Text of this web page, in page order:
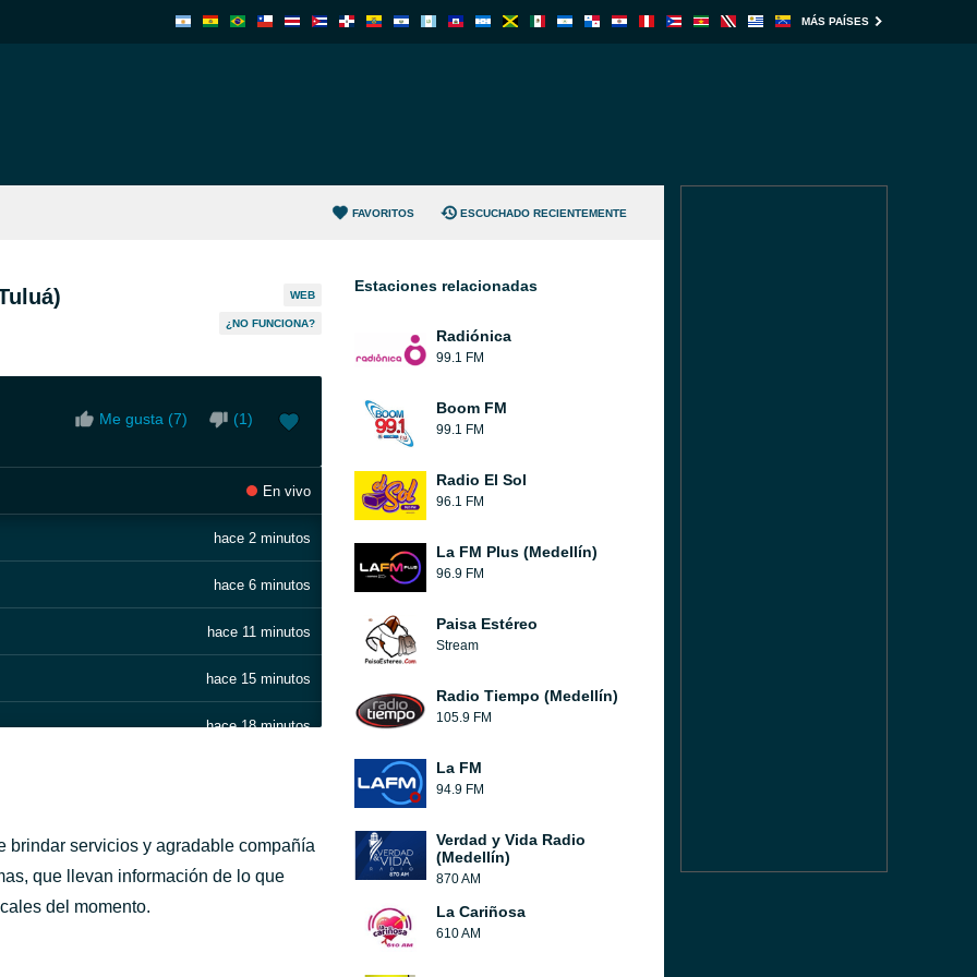
MÁS PAÍSES
FAVORITOS ESCUCHADO RECIENTEMENTE
WEB
¿NO FUNCIONA?
Me gusta (7) (1)
En vivo
hace 2 minutos
hace 6 minutos
hace 11 minutos
hace 15 minutos
hace 18 minutos
hace 33 minutos
brindar servicios y agradable compañía
que llevan información de lo que
del momento.
Estaciones relacionadas
Radiónica
99.1 FM
Boom FM
99.1 FM
Radio El Sol
96.1 FM
La FM Plus (Medellín)
96.9 FM
Paisa Estéreo
Stream
Radio Tiempo (Medellín)
105.9 FM
La FM
94.9 FM
Verdad y Vida Radio
(Medellín)
870 AM
La Cariñosa
610 AM